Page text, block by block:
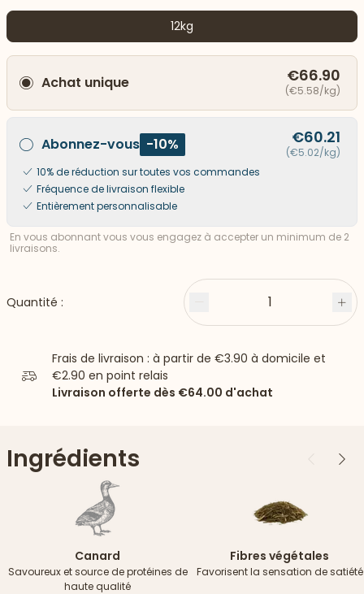
vers le bas
12kg
Achat unique €66.90
(€5.58/kg)
Abonnez-vous -10% €60.21
(€5.02/kg)
10% de réduction sur toutes vos commandes
Fréquence de livraison flexible
Entièrement personnalisable
En vous abonnant vous vous engagez à accepter un minimum de 2
livraisons.
Quantité : Moins 1
Frais de livraison : à partir de €3.90 à domicile et
€2.90 en point relais
Livraison offerte dès €64.00 d'achat
Ingrédients Précédent
Canard
Savoureux et source de protéines de
haute qualité
Fibres végétales
Favorisent la sensation de satiété